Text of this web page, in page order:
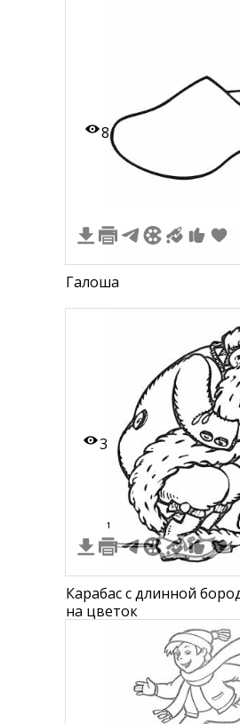
8
Галоша
3
1
Карабас с длинной
на цветок